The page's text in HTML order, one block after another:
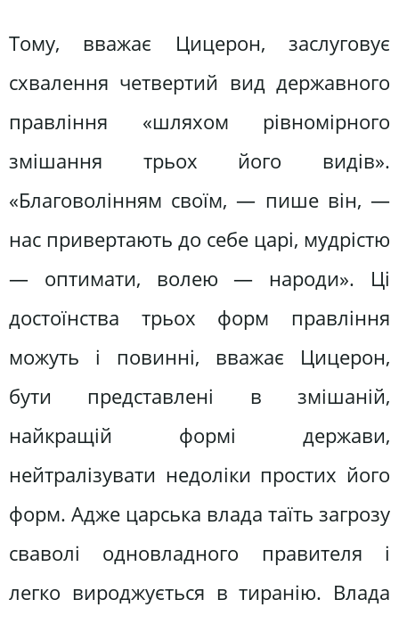
Тому, вважає Цицерон, заслуговує
схвалення четвертий вид державного
правління «шляхом рівномірного
змішання трьох його видів».
«Благоволінням своїм, — пише він, —
нас привертають до себе царі, мудрістю
— оптимати, волею — народи». Ці
достоїнства трьох форм правління
можуть і повинні, вважає Цицерон,
бути представлені в змішаній,
найкращій формі держави,
нейтралізувати недоліки простих його
форм. Адже царська влада таїть загрозу
сваволі одновладного правителя і
легко вироджується в тиранію. Влада